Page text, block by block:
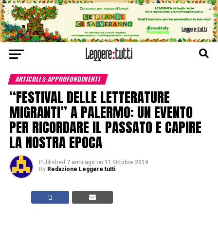
ARTICOLI & APPROFONDIMENTI
“FESTIVAL DELLE LETTERATURE
MIGRANTI” A PALERMO: UN EVENTO
PER RICORDARE IL PASSATO E CAPIRE
LA NOSTRA EPOCA
Published 7 anni ago on 11 Ottobre 2019
By Redazione Leggere:tutti